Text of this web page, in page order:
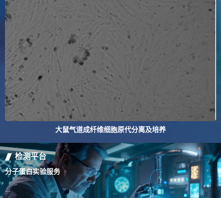
大鼠气道成纤维细胞原代分离及培养
检测平台
分子蛋白实验服务
...